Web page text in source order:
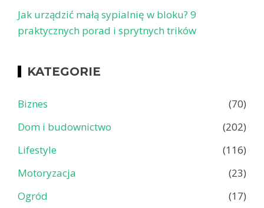
Jak urządzić małą sypialnię w bloku? 9
praktycznych porad i sprytnych trików
KATEGORIE
Biznes
(70)
Dom i budownictwo
(202)
Lifestyle
(116)
Motoryzacja
(23)
Ogród
(17)